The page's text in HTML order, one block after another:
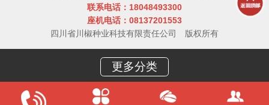
联系电话：18048493300
座机电话：08137201553
四川省川椒种业科技有限责任公司
版权所有
更多分类